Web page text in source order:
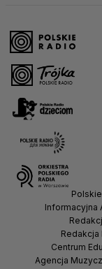
Informacyjna
Redakcja
Centrum
Agencja